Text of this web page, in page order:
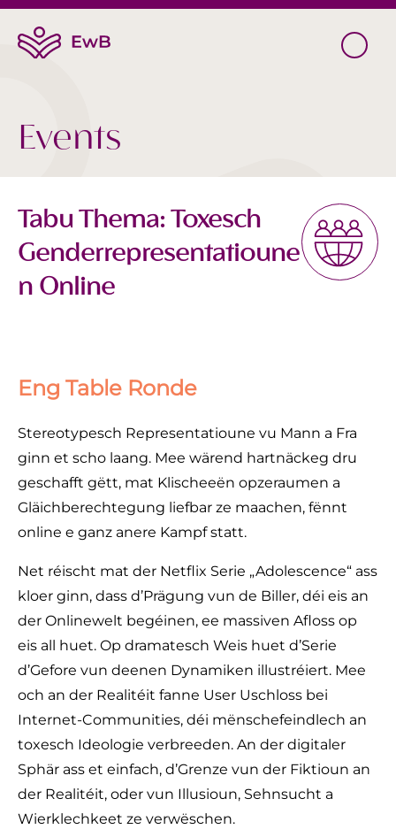
Events
Tabu Thema: Toxesch
Genderrepresentatioune
n Online
Eng Table Ronde
Stereotypesch Representatioune vu Mann a Fra
ginn et scho laang. Mee wärend hartnäckeg dru
geschafft gëtt, mat Klischeeën opzeraumen a
Gläichberechtegung liefbar ze maachen, fënnt
online e ganz anere Kampf statt.
Net réischt mat der Netflix Serie „Adolescence“ ass
kloer ginn, dass d’Prägung vun de Biller, déi eis an
der Onlinewelt begéinen, ee massiven Afloss op
eis all huet. Op dramatesch Weis huet d’Serie
d’Gefore vun deenen Dynamiken illustréiert. Mee
och an der Realitéit fanne User Uschloss bei
Internet-Communities, déi mënschefeindlech an
toxesch Ideologie verbreeden. An der digitaler
Sphär ass et einfach, d’Grenze vun der Fiktioun an
der Realitéit, oder vun Illusioun, Sehnsucht a
Wierklechkeet ze verwëschen.